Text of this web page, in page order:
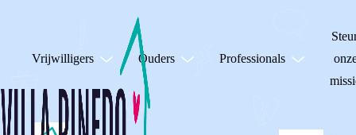
Vrijwilligers Ouders Professionals